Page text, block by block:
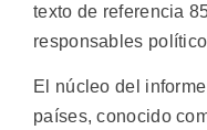
texto de referencia
responsables
El núcleo del
países, conocido